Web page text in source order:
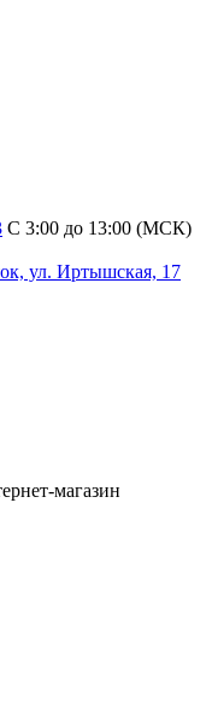
С 3:00 до 13:00 (МСК)
ул. Иртышская, 17
магазин